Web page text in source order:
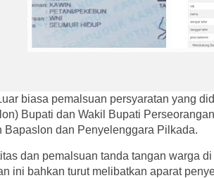
biasa pemalsuan persyaratan yang
Bupati dan Wakil Bupati
Bapaslon dan Penyelenggara Pilkada.
dan pemalsuan tanda tangan warga
ini bahkan turut melibatkan aparat